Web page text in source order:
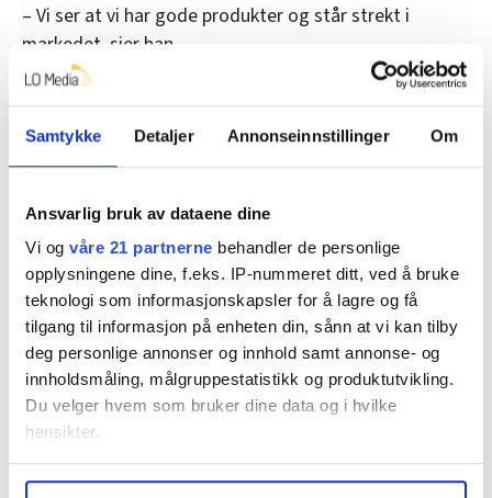
Samtykke Detaljer Annonseinnstillinger Om
Ansvarlig bruk av dataene dine
Vi og våre 21 partnerne behandler de personlige
opplysningene dine, f.eks. IP-nummeret ditt, ved å bruke
teknologi som informasjonskapsler for å lagre og få
tilgang til informasjon på enheten din, sånn at vi kan tilby
deg personlige annonser og innhold samt annonse- og
innholdsmåling, målgruppestatistikk og produktutvikling.
Du velger hvem som bruker dine data og i hvilke
hensikter.
Undermer infokan du lese om hvordan dine personlige
– Vi ser at vi har gode produkter og står strekt i
markedet, sier han.
Ekornes er den største møbelprodusenten i Norden
Fakta
Bedrift: Ekornes har hovedkontor og tre
fabrikker i Sykkylven i Møre og Romsdal. De har
også flere fabrikker i og utenfor Norge.
Produkt:
Lager møbler og er mest kjent for
merkene Stressless og Svane.
Ansatte:
Suksesskriterier: